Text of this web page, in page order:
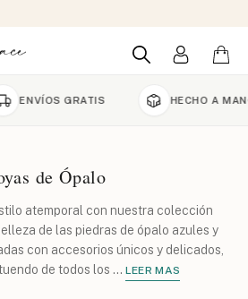
GRATIS HECHO A MANO
de Ópalo
atemporal con nuestra colección
de las piedras de ópalo azules y
con accesorios únicos y delicados,
de todos los ... LEER MAS